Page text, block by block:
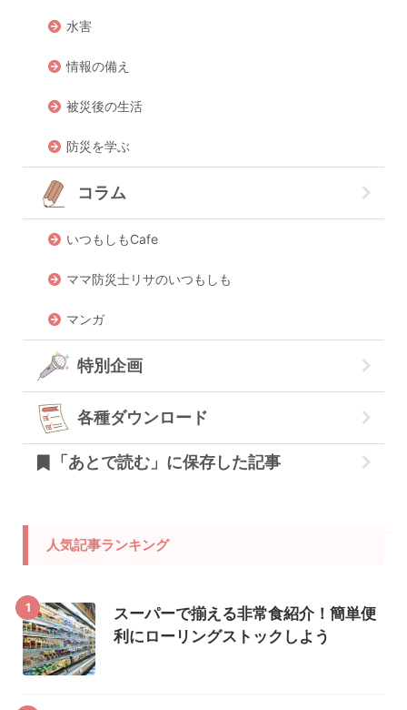
水害
情報の備え
被災後の生活
防災を学ぶ
コラム
いつもしもCafe
ママ防災士リサのいつもしも
マンガ
特別企画
各種ダウンロード
「あとで読む」に保存した記事
人気記事ランキング
1
スーパーで揃える非常食紹介！簡単便
利にローリングストックしよう